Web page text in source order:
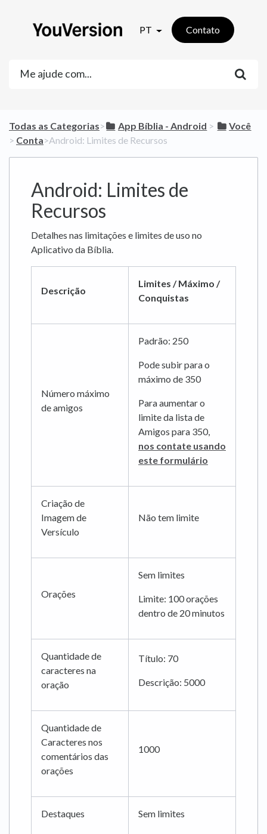
PT Contato
Todas as Categorias​>​ ​App Bíblia - Android ​ > ​ ​Você
> ​ ​Conta​>​ Android: Limites de Recursos
Android: Limites de
Recursos
Detalhes nas limitações e limites de uso no
Aplicativo da Bíblia.
Descrição
Limites / Máximo /
Conquistas
Número máximo
de amigos
Padrão: 250
Pode subir para o
máximo de 350
Para aumentar o
limite da lista de
Amigos para 350,
nos contate usando
este formulário
Criação de
Imagem de
Versículo
Não tem limite
Orações
Sem limites
Limite: 100 orações
dentro de 20 minutos
Quantidade de
caracteres na
oração
Título: 70
Descrição: 5000
Quantidade de
Caracteres nos
comentários das
orações
1000
Destaques Sem limites